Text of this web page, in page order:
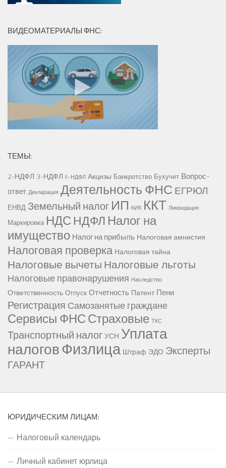
ВИДЕОМАТЕРИАЛЫ ФНС:
ТЕМЫ:
2-НДФЛ 3-НДФЛ 6-НДФЛ Акцизы Банкротство Бухучет Вопрос-
ответ Декларация Деятельность ФНС ЕГРЮЛ
ЕНВД Земельный налог ИП КИК ККТ Ликвидация
Маркировка НДС НДФЛ Налог на
имущество Налог на прибыль Налоговая амнистия
Налоговая проверка Налоговая тайна
Налоговые вычетыНалоговые льготы
Налоговые правонарушения Наследство
Ответственность Отпуск Отчетность Патент Пени
Регистрация Самозанятые граждане
Сервисы ФНССтраховые ТКС
Транспортный налогУСН Уплата
налоговФизлица Штраф ЭДО Эксперты
ГАРАНТ
ЮРИДИЧЕСКИМ ЛИЦАМ:
Налоговый календарь
Личный кабинет юрлица